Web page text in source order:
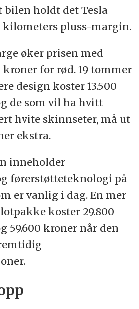
bilen holdt det Tesla
kilometers pluss-margin.
øker prisen med
kroner for rød. 19 tommer
design koster 13.500
de som vil ha hvitt
hvite skinnseter, må ut
ekstra.
inneholder
førerstøtteteknologi på
er vanlig i dag. En mer
koster 29.800
59.600 kroner når den